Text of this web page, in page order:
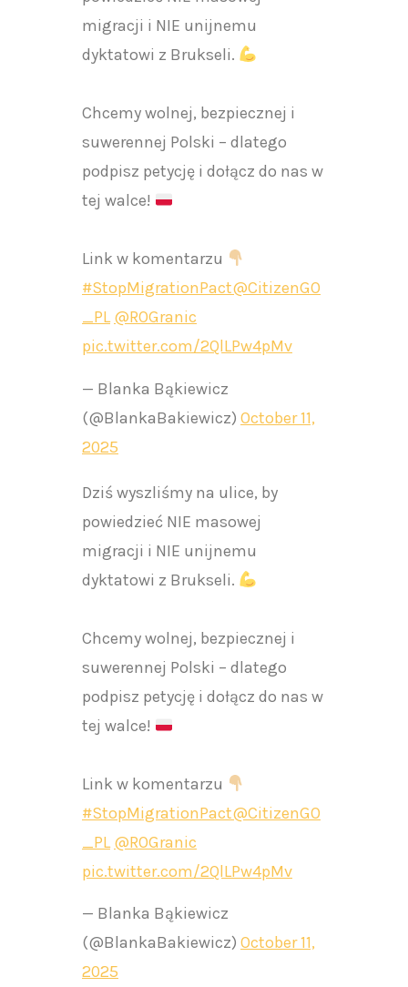
migracji i NIE unijnemu
dyktatowi z Brukseli.
Chcemy wolnej, bezpiecznej i
suwerennej Polski – dlatego
podpisz petycję i dołącz do nas w
tej walce!
Link w komentarzu
#StopMigrationPact@CitizenGO
_PL @ROGranic
pic.twitter.com/2QlLPw4pMv
— Blanka Bąkiewicz
(@BlankaBakiewicz) October 11,
2025
Dziś wyszliśmy na ulice, by
powiedzieć NIE masowej
migracji i NIE unijnemu
dyktatowi z Brukseli.
Chcemy wolnej, bezpiecznej i
suwerennej Polski – dlatego
podpisz petycję i dołącz do nas w
tej walce!
Link w komentarzu
#StopMigrationPact@CitizenGO
_PL @ROGranic
pic.twitter.com/2QlLPw4pMv
— Blanka Bąkiewicz
(@BlankaBakiewicz) October 11,
2025